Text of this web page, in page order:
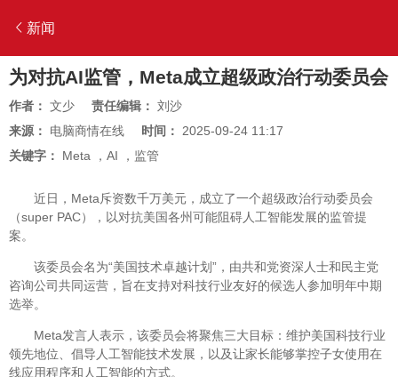
新闻
为对抗AI监管，Meta成立超级政治行动委员会
作者： 文少 责任编辑： 刘沙
来源： 电脑商情在线 时间： 2025-09-24 11:17
关键字： Meta ， AI ， 监管
近日，Meta斥资数千万美元，成立了一个超级政治行动委员会
（super PAC），以对抗美国各州可能阻碍人工智能发展的监管提
案。
该委员会名为“美国技术卓越计划”，由共和党资深人士和民主党
咨询公司共同运营，旨在支持对科技行业友好的候选人参加明年中期
选举。
Meta发言人表示，该委员会将聚焦三大目标：维护美国科技行业
领先地位、倡导人工智能技术发展，以及让家长能够掌控子女使用在
线应用程序和人工智能的方式。